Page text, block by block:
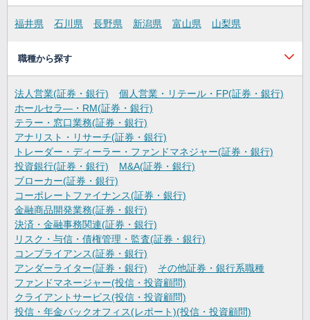
福井県 石川県 長野県 新潟県 富山県 山梨県
職種から探す
法人営業(証券・銀行)
個人営業・リテール・FP(証券・銀行)
ホールセラ―・RM(証券・銀行)
テラー・窓口業務(証券・銀行)
アナリスト・リサーチ(証券・銀行)
トレーダー・ディーラー・ファンドマネジャー(証券・銀行)
投資銀行(証券・銀行)
M&A(証券・銀行)
ブローカー(証券・銀行)
コーポレートファイナンス(証券・銀行)
金融商品開発業務(証券・銀行)
決済・金融事務関連(証券・銀行)
リスク・与信・債権管理・監査(証券・銀行)
コンプライアンス(証券・銀行)
アンダーライター(証券・銀行)
その他証券・銀行系職種
ファンドマネージャー(投信・投資顧問)
クライアントサービス(投信・投資顧問)
投信・年金バックオフィス(レポート)(投信・投資顧問)